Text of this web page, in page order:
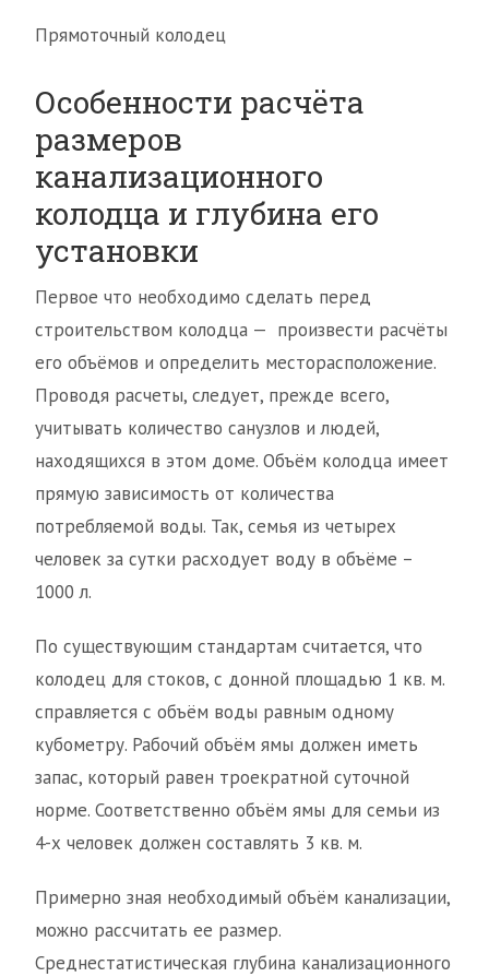
Прямоточный колодец
Особенности расчёта
размеров
канализационного
колодца и глубина его
установки
Первое что необходимо сделать перед
строительством колодца — произвести расчёты
его объёмов и определить месторасположение.
Проводя расчеты, следует, прежде всего,
учитывать количество санузлов и людей,
находящихся в этом доме. Объём колодца имеет
прямую зависимость от количества
потребляемой воды. Так, семья из четырех
человек за сутки расходует воду в объёме –
1000 л.
По существующим стандартам считается, что
колодец для стоков, с донной площадью 1 кв. м.
справляется с объём воды равным одному
кубометру. Рабочий объём ямы должен иметь
запас, который равен троекратной суточной
норме. Соответственно объём ямы для семьи из
4-х человек должен составлять 3 кв. м.
Примерно зная необходимый объём канализации,
можно рассчитать ее размер.
Среднестатистическая глубина канализационного